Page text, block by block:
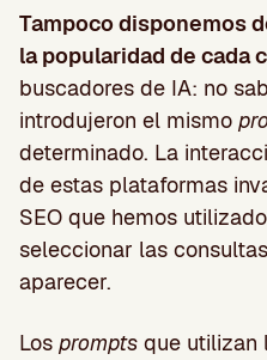
Tampoco disponemos
la popularidad de cada
buscadores de IA: no
introdujeron el mismo
determinado. La
de estas plataformas
SEO que hemos
seleccionar las
aparecer.
Los prompts que utilizan